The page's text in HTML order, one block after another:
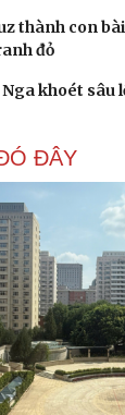
thành con
đỏ
Nga khoét
ĐÂY